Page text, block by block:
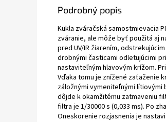
Podrobný popis
Kukla zváračská samostmievacia
zváranie, ale môže byť použitá aj
pred UV/IR žiarením,
drobnými časticami odletujúcimi
nastaviteľným hlavovým krížom.
Vďaka tomu je znížené zaťaženie
záložnými vymeniteľnými lítiovými
dôjde k okamžitému zatmaveniu
filtra je 1/30000 s (0,033 ms). Po
Oneskorenie rozjasnenia je